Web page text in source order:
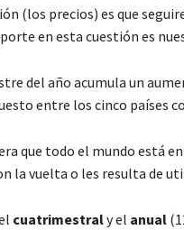
(los precios) es que
en esta cuestión es
del año acumula un
entre los cinco países
que todo el mundo está
la vuelta o les resulta de
cuatrimestraly el anual